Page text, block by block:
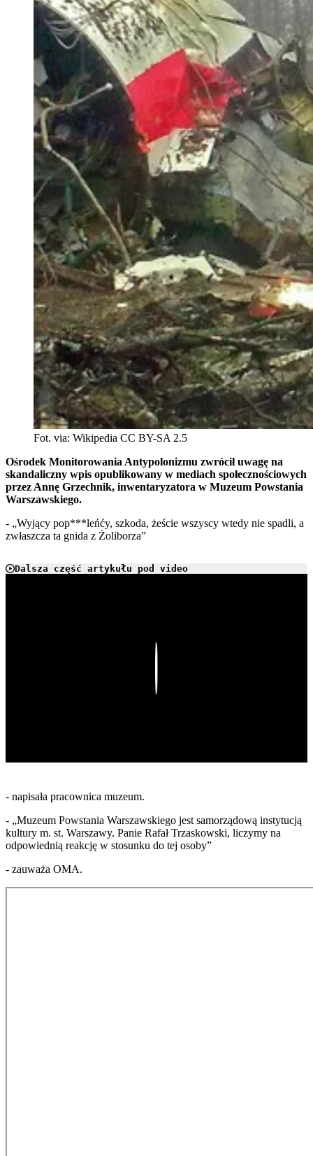
Fot. via: Wikipedia CC BY-SA 2.5
Ośrodek Monitorowania Antypolonizmu zwrócił uwagę na
skandaliczny wpis opublikowany w mediach społecznościowych
przez Annę Grzechnik, inwentaryzatora w Muzeum Powstania
Warszawskiego.
- „Wyjący pop***leńćy, szkoda, żeście wszyscy wtedy nie spadli, a
zwłaszcza ta gnida z Żoliborza”
Dalsza część artykułu pod video
- napisała pracownica muzeum.
- „Muzeum Powstania Warszawskiego jest samorządową instytucją
kultury m. st. Warszawy. Panie Rafał Trzaskowski, liczymy na
odpowiednią reakcję w stosunku do tej osoby”
- zauważa OMA.